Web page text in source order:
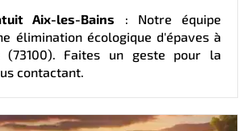
Aix-les-Bains : Notre équipe
élimination écologique d'épaves à
(73100). Faites un geste pour la
contactant.